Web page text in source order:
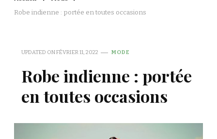
Robe indienne : portée en toutes occasions
UPDATED ONFÉVRIER 11, 2022 MODE
Robe indienne : portée
en toutes occasions